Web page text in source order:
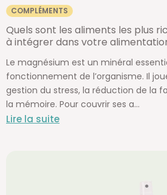
COMPLÉMENTS
Quels sont les aliments les plus
à intégrer dans votre
Le magnésium est un minéral
fonctionnement de l’organisme. Il
gestion du stress, la réduction de la
la mémoire. Pour couvrir ses a...
Lire la suite